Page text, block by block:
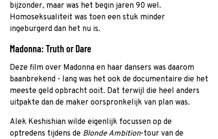
bijzonder, maar was het begin jaren 90 wel.
Homoseksualiteit was toen een stuk minder
ingeburgerd dan het nu is.
Madonna: Truth or Dare
Deze film over Madonna en haar dansers was daarom
baanbrekend - lang was het ook de documentaire die het
meeste geld opbracht ooit. Dat terwijl die heel anders
uitpakte dan de maker oorspronkelijk van plan was.
Alek Keshishian wilde eigenlijk focussen op de
optredens tijdens de Blonde Ambition-tour van de